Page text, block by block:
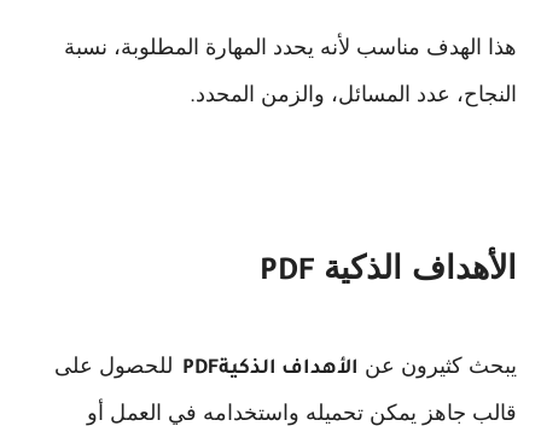
هذا الهدف مناسب لأنه يحدد المهارة المطلوبة، نسبة
النجاح، عدد المسائل، والزمن المحدد.
الأهداف الذكية PDF
يبحث كثيرون عن الأهداف الذكيةPDF للحصول على
قالب جاهز يمكن تحميله واستخدامه في العمل أو